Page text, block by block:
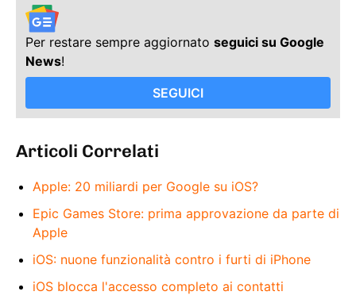
Per restare sempre aggiornato seguici su Google
News!
SEGUICI
Articoli Correlati
Apple: 20 miliardi per Google su iOS?
Epic Games Store: prima approvazione da parte di
Apple
iOS: nuone funzionalità contro i furti di iPhone
iOS blocca l'accesso completo ai contatti